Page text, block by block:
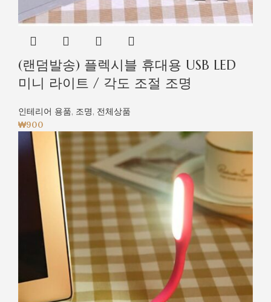
(랜덤발송) 플렉시블 휴대용 USB LED
미니 라이트 / 각도 조절 조명
인테리어 용품, 조명, 전체상품
₩900